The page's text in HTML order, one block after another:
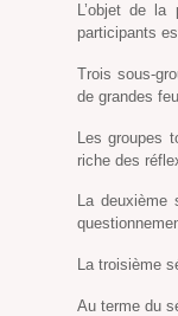
L’objet de la
participants
Trois sous-
de grandes
Les groupes
riche des
La deuxième
La troisième
Au terme du